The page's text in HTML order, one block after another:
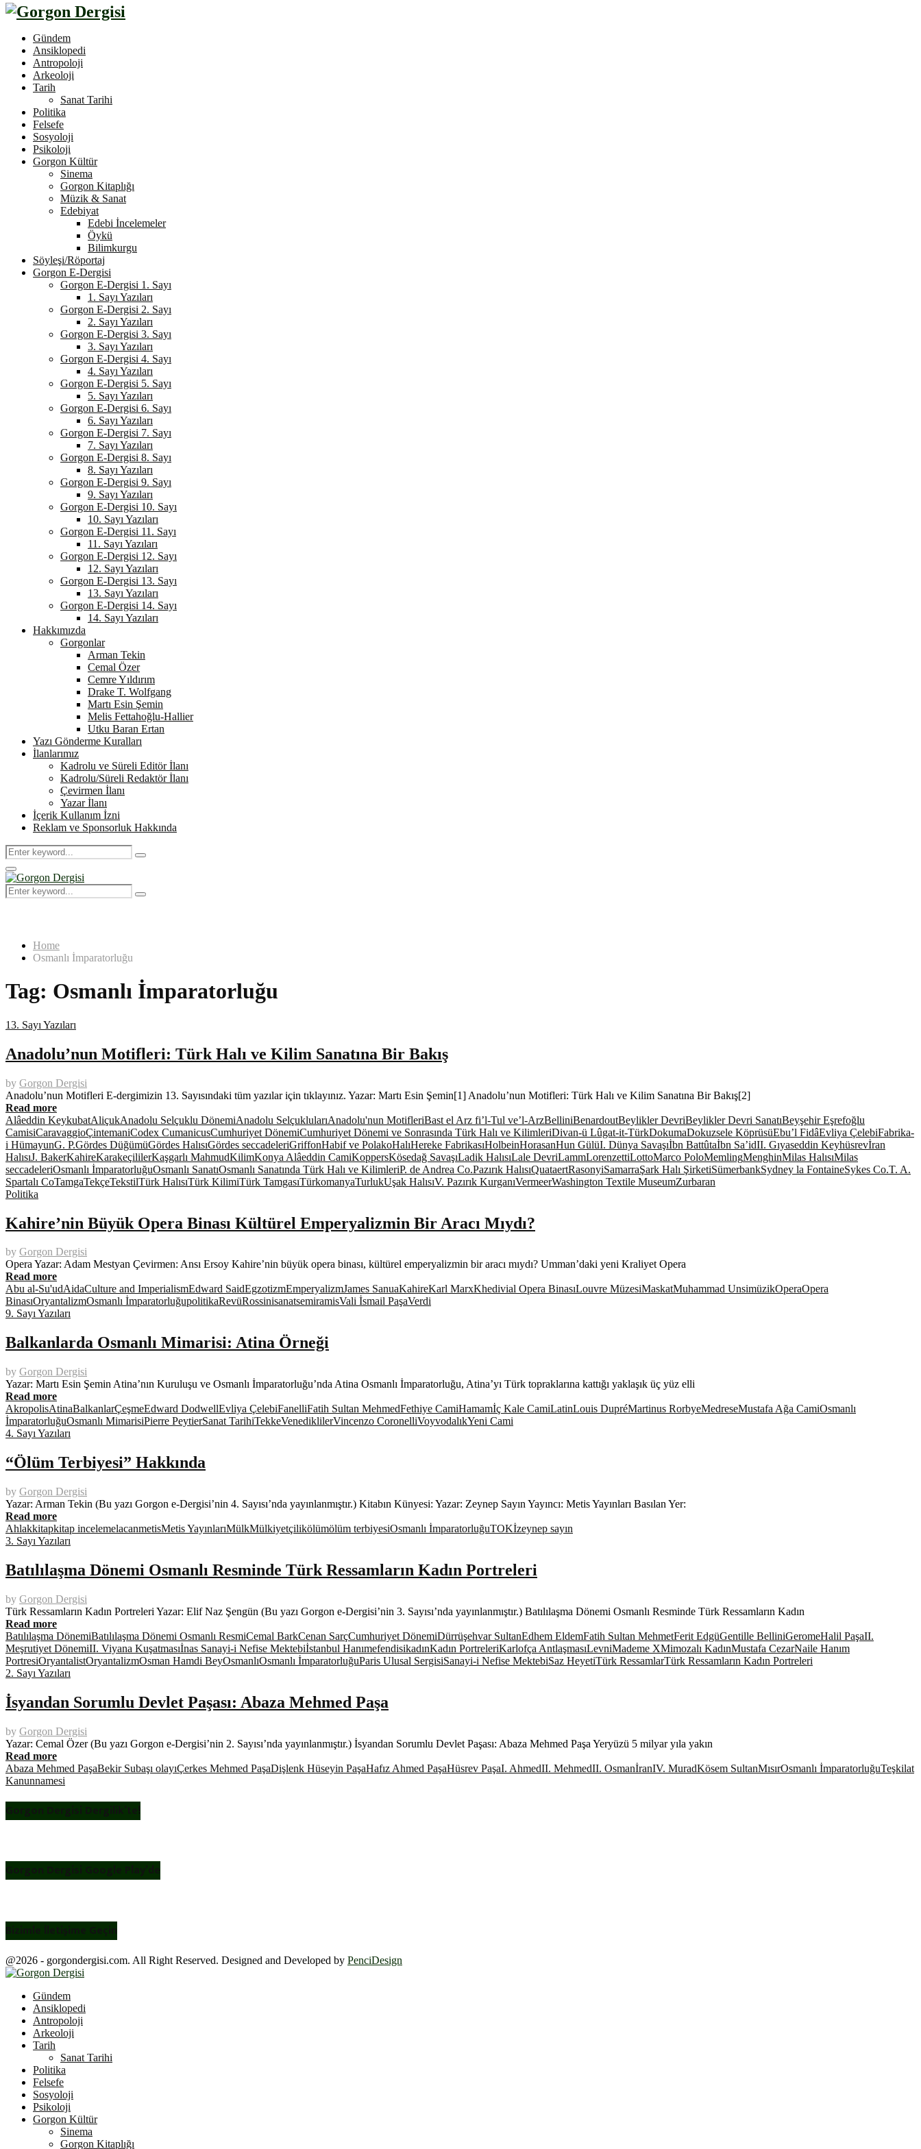
Gündem
Ansiklopedi
Antropoloji
Arkeoloji
Tarih
Sanat Tarihi
Politika
Felsefe
Sosyoloji
Psikoloji
Gorgon Kültür
Sinema
Gorgon Kitaplığı
Müzik & Sanat
Edebiyat
Edebi İncelemeler
Öykü
Bilimkurgu
Söyleşi/Röportaj
Gorgon E-Dergisi
Gorgon E-Dergisi 1. Sayı
1. Sayı Yazıları
Gorgon E-Dergisi 2. Sayı
2. Sayı Yazıları
Gorgon E-Dergisi 3. Sayı
3. Sayı Yazıları
Gorgon E-Dergisi 4. Sayı
4. Sayı Yazıları
Gorgon E-Dergisi 5. Sayı
5. Sayı Yazıları
Gorgon E-Dergisi 6. Sayı
6. Sayı Yazıları
Gorgon E-Dergisi 7. Sayı
7. Sayı Yazıları
Gorgon E-Dergisi 8. Sayı
8. Sayı Yazıları
Gorgon E-Dergisi 9. Sayı
9. Sayı Yazıları
Gorgon E-Dergisi 10. Sayı
10. Sayı Yazıları
Gorgon E-Dergisi 11. Sayı
11. Sayı Yazıları
Gorgon E-Dergisi 12. Sayı
12. Sayı Yazıları
Gorgon E-Dergisi 13. Sayı
13. Sayı Yazıları
Gorgon E-Dergisi 14. Sayı
14. Sayı Yazıları
Hakkımızda
Gorgonlar
Arman Tekin
Cemal Özer
Cemre Yıldırım
Drake T. Wolfgang
Martı Esin Şemin
Melis Fettahoğlu-Hallier
Utku Baran Ertan
Yazı Gönderme Kuralları
İlanlarımız
Kadrolu ve Süreli Editör İlanı
Kadrolu/Süreli Redaktör İlanı
Çevirmen İlanı
Yazar İlanı
İçerik Kullanım İzni
Reklam ve Sponsorluk Hakkında
Search
for:
Search
Primary
Menu
Search
for:
Search
Home
Osmanlı İmparatorluğu
Tag: Osmanlı İmparatorluğu
13. Sayı Yazıları
Anadolu’nun Motifleri: Türk Halı ve Kilim Sanatına Bir Bakış
by Gorgon Dergisi
Anadolu’nun Motifleri E-dergimizin 13. Sayısındaki tüm yazılar için tıklayınız. Yazar: Martı Esin Şemin[1] Anadolu’nun Motifleri: Türk Halı ve Kilim Sanatına Bir Bakış[2]
Read more
Alâeddin KeykubatAliçukAnadolu Selçuklu DönemiAnadolu SelçuklularıAnadolu'nun MotifleriBast el Arz fi’l-Tul ve’l-ArzBelliniBenardoutBeylikler DevriBeylikler Devri SanatıBeyşehir Eşrefoğlu
CamisiCaravaggioÇintemaniCodex CumanicusCumhuriyet DönemiCumhuriyet Dönemi ve Sonrasında Türk Halı ve KilimleriDivan-ü Lûgat-it-TürkDokumaDokuzsele KöprüsüEbu’l FidâEvliya ÇelebiFabrika-
i HümayunG. P.Gördes DüğümüGördes HalısıGördes seccadeleriGriffonHabif ve PolakoHalıHereke FabrikasıHolbeinHorasanHun GülüI. Dünya Savaşıİbn Battûtaİbn Sa’idII. Gıyaseddin Keyhüsrevİran
HalısıJ. BakerKahireKarakeçililerKaşgarlı MahmudKilimKonya Alâeddin CamiKoppersKösedağ SavaşıLadik HalısıLale DevriLammLorenzettiLottoMarco PoloMemlingMenghinMilas HalısıMilas
seccadeleriOsmanlı İmparatorluğuOsmanlı SanatıOsmanlı Sanatında Türk Halı ve KilimleriP. de Andrea Co.Pazırık HalısıQuataertRasonyiSamarraŞark Halı ŞirketiSümerbankSydney la FontaineSykes Co.T. A.
Spartalı CoTamgaTekçeTekstilTürk HalısıTürk KilimiTürk TamgasıTürkomanyaTurlukUşak HalısıV. Pazırık KurganıVermeerWashington Textile MuseumZurbaran
Politika
Kahire’nin Büyük Opera Binası Kültürel Emperyalizmin Bir Aracı Mıydı?
by Gorgon Dergisi
Opera Yazar: Adam Mestyan Çevirmen: Ansı Ersoy Kahire’nin büyük opera binası, kültürel emperyalizmin bir aracı mıydı? Umman’daki yeni Kraliyet Opera
Read more
Abu al-Su'udAidaCulture and ImperialismEdward SaidEgzotizmEmperyalizmJames SanuaKahireKarl MarxKhedivial Opera BinasıLouvre MüzesiMaskatMuhammad UnsimüzikOperaOpera
BinasıOryantalizmOsmanlı İmparatorluğupolitikaRevüRossinisanatsemiramisVali İsmail PaşaVerdi
9. Sayı Yazıları
Balkanlarda Osmanlı Mimarisi: Atina Örneği
by Gorgon Dergisi
Yazar: Martı Esin Şemin Atina’nın Kuruluşu ve Osmanlı İmparatorluğu’nda Atina Osmanlı İmparatorluğu, Atina’yı Türk topraklarına kattığı yaklaşık üç yüz elli
Read more
AkropolisAtinaBalkanlarÇeşmeEdward DodwellEvliya ÇelebiFanelliFatih Sultan MehmedFethiye CamiHamamİç Kale CamiLatinLouis DupréMartinus RorbyeMedreseMustafa Ağa CamiOsmanlı
İmparatorluğuOsmanlı MimarisiPierre PeytierSanat TarihiTekkeVenediklilerVincenzo CoronelliVoyvodalıkYeni Cami
4. Sayı Yazıları
“Ölüm Terbiyesi” Hakkında
by Gorgon Dergisi
Yazar: Arman Tekin (Bu yazı Gorgon e-Dergisi’nin 4. Sayısı’nda yayınlanmıştır.) Kitabın Künyesi: Yazar: Zeynep Sayın Yayıncı: Metis Yayınları Basılan Yer:
Read more
Ahlakkitapkitap incelemelacanmetisMetis YayınlarıMülkMülkiyetçilikölümölüm terbiyesiOsmanlı İmparatorluğuTOKİzeynep sayın
3. Sayı Yazıları
Batılılaşma Dönemi Osmanlı Resminde Türk Ressamların Kadın Portreleri
by Gorgon Dergisi
Türk Ressamların Kadın Portreleri Yazar: Elif Naz Şengün (Bu yazı Gorgon e-Dergisi’nin 3. Sayısı’nda yayınlanmıştır.) Batılılaşma Dönemi Osmanlı Resminde Türk Ressamların Kadın
Read more
Batılılaşma DönemiBatılılaşma Dönemi Osmanlı ResmiCemal BarkCenan SarçCumhuriyet DönemiDürrüşehvar SultanEdhem EldemFatih Sultan MehmetFerit EdgüGentille BelliniGeromeHalil PaşaII.
Meşrutiyet DönemiII. Viyana Kuşatmasıİnas Sanayi-i Nefise Mektebiİstanbul HanımefendisikadınKadın PortreleriKarlofça AntlaşmasıLevniMademe XMimozalı KadınMustafa CezarNaile Hanım
PortresiOryantalistOryantalizmOsman Hamdi BeyOsmanlıOsmanlı İmparatorluğuParis Ulusal SergisiSanayi-i Nefise MektebiSaz HeyetiTürk RessamlarTürk Ressamların Kadın Portreleri
2. Sayı Yazıları
İsyandan Sorumlu Devlet Paşası: Abaza Mehmed Paşa
by Gorgon Dergisi
Yazar: Cemal Özer (Bu yazı Gorgon e-Dergisi’nin 2. Sayısı’nda yayınlanmıştır.) İsyandan Sorumlu Devlet Paşası: Abaza Mehmed Paşa Yeryüzü 5 milyar yıla yakın
Read more
Abaza Mehmed PaşaBekir Subaşı olayıÇerkes Mehmed PaşaDişlenk Hüseyin PaşaHafız Ahmed PaşaHüsrev PaşaI. AhmedII. MehmedII. OsmanİranIV. MuradKösem SultanMısırOsmanlı İmparatorluğuTeşkilat
Kanunnamesi
Gorgon Dergisi Dergilik’te!
Gorgon Dergisi Google Play’de
Bizimle İletişime Geçin
@2026 - gorgondergisi.com. All Right Reserved. Designed and Developed by PenciDesign
Gündem
Ansiklopedi
Antropoloji
Arkeoloji
Tarih
Sanat Tarihi
Politika
Felsefe
Sosyoloji
Psikoloji
Gorgon Kültür
Sinema
Gorgon Kitaplığı